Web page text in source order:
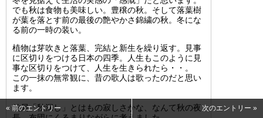
でも秋は食物も美味しい。豊穣の秋。そして落葉樹
が葉を落とす前の最後の艶やかさ錦繍の秋。冬にな
る前の一時の装い。
植物は芽吹きと落葉、完結と新生を繰り返す。見事
に区切りをつける日本の四季。人生もこのように見
事な区切りをつけて、人生を生きられたら・・。
この一抹の無常観に、昔の歌人は歌ったのだと思い
ます。
結局「秋深し」とはもの寂しさかな、なんて秋の夜
« 前のエントリー 次のエントリー »